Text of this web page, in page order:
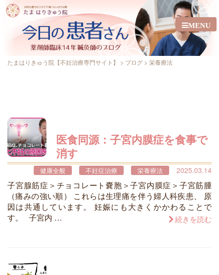
MENU
たまはりきゅう院【不妊治療専門サイト】 > ブログ > 栄養療法
医食同源：子宮内膜症を食事で
消す
健康全般 不妊症治療 栄養療法 2025.03.14
子宮腺筋症＞チョコレート嚢胞＞子宮内膜症＞子宮筋腫
（痛みの強い順） これらは生理痛を伴う婦人科疾患、 原
因は共通しています。 妊娠にも大きくかかわることで
す。 子宮内 …
続きを読む